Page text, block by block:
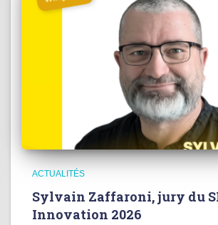
ACTUALITÉS
Sylvain Zaffaroni, jury du
Innovation 2026